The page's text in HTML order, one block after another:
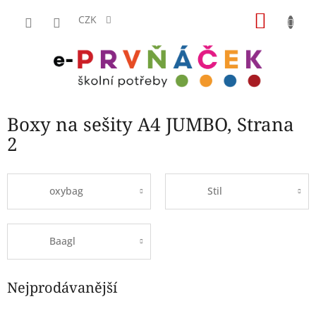
CZK
Boxy na sešity A4 JUMBO, Strana
2
oxybag Stil
Baagl
Nejprodávanější